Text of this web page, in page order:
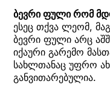
ბევრი ფული რომ
ესეც თქვა ლეომ,
ბევრი ფული არც
იქაური გარემო
სახლთანაც უფრო
განვითარებულია.